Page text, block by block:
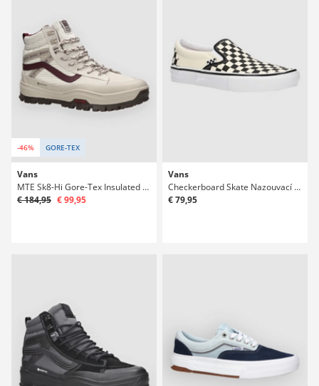
-46% GORE-TEX
Vans
MTE Sk8-Hi Gore-Tex Insulated Winter Boty
€ 184,95 € 99,95
Vans
Checkerboard Skate Nazouvací boty
€ 79,95